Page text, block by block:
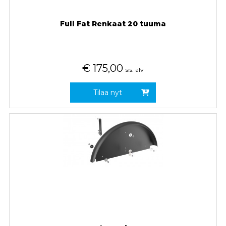
Full Fat Renkaat 20 tuuma
€ 175,00 sis. alv
Tilaa nyt